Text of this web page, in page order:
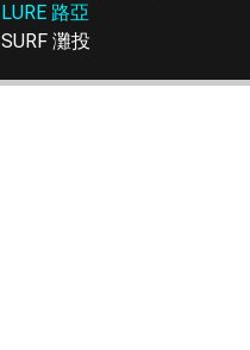
LURE 路亞
SURF 灘投